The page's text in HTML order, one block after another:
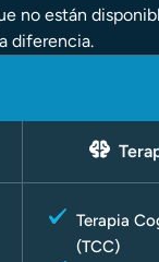
no están
diferencia.
Terapia
(TCC)